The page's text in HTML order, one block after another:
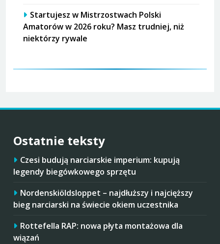
Startujesz w Mistrzostwach Polski
Amatorów w 2026 roku? Masz trudniej, niż
niektórzy rywale
Ostatnie teksty
Czesi budują narciarskie imperium: kupują
legendy biegówkowego sprzętu
Nordenskiöldsloppet – najdłuższy i najcięższy
bieg narciarski na świecie okiem uczestnika
Rottefella RAP: nowa płyta montażowa dla
wiązań